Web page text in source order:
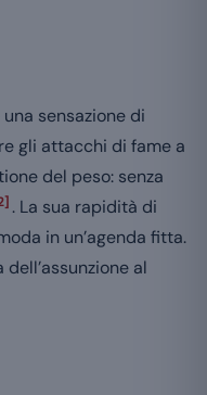
sensazione di
gli attacchi di fame a
del peso: senza
. La sua rapidità di
in un’agenda fitta.
al